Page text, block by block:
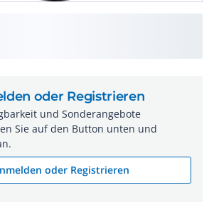
oder Registrieren
und Sonderangebote
Sie auf den Button unten und
oder Registrieren